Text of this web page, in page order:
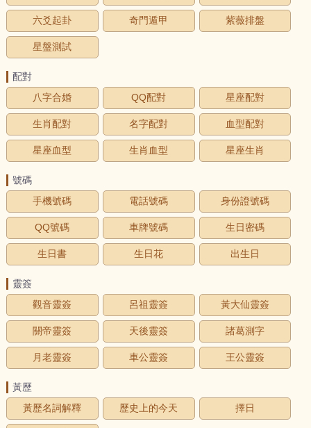
六爻起卦 奇門遁甲 紫薇排盤
星盤測試
配對
八字合婚
QQ配對 星座配對
生肖配對 名字配對 血型配對
星座血型 生肖血型 星座生肖
號碼
手機號碼
電話號碼 身份證號碼
QQ號碼 車牌號碼 生日密碼
生日書 生日花 出生日
靈簽
觀音靈簽
呂祖靈簽 黃大仙靈簽
關帝靈簽 天後靈簽 諸葛測字
月老靈簽 車公靈簽 王公靈簽
黃歷
黃歷名詞解釋
歷史上的今天 擇日